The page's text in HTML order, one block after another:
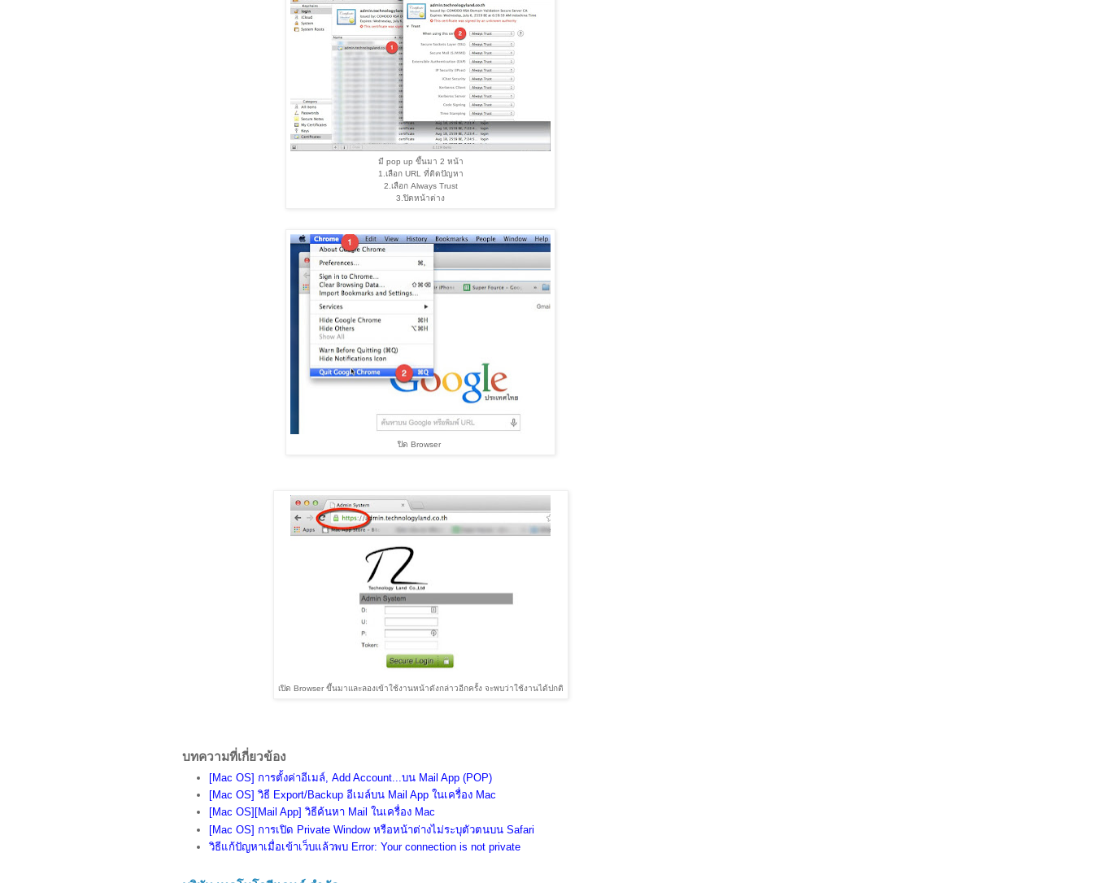
มี pop up ขึ้นมา 2 หน้า
1.เลือก URL ที่ติดปัญหา
2.เลือก Always Trust
3.ปิดหน้าต่าง
ปิด Browser
เปิด Browser ขึ้นมาและลองเข้าใช้งานหน้าดังกล่าวอีกครั้ง จะพบว่าใช้งานได้ปกติ
บทความที่เกี่ยวข้อง
[Mac OS] การตั้งค่าอีเมล์, Add Account...บน Mail App (POP)
[Mac OS] วิธี Export/Backup อีเมล์บน Mail App ในเครื่อง Mac
[Mac OS][Mail App] วิธีค้นหา Mail ในเครื่อง Mac
[Mac OS] การเปิด Private Window หรือหน้าต่างไม่ระบุตัวตนบน Safari
วิธีแก้ปัญหาเมื่อเข้าเว็บแล้วพบ Error: Your connection is not private